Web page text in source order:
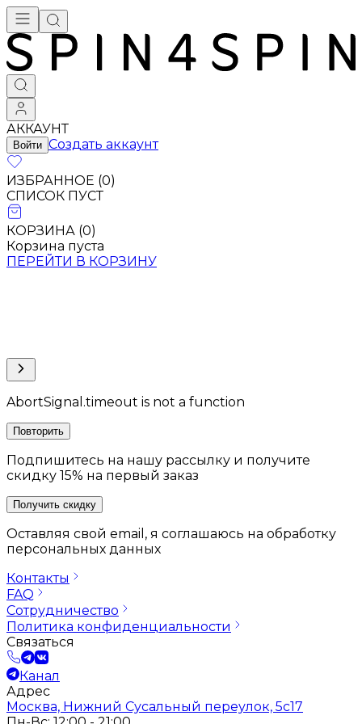
АККАУНТ
Войти Создать аккаунт
ИЗБРАННОЕ (0)
СПИСОК ПУСТ
КОРЗИНА (0)
Корзина пуста
ПЕРЕЙТИ В КОРЗИНУ
AbortSignal.timeout is not a function
Повторить
Подпишитесь на нашу рассылку и получите
скидку 15% на первый заказ
Получить скидку
Оставляя свой email, я соглашаюсь на обработку
персональных данных
Контакты
FAQ
Сотрудничество
Политика конфиденциальности
Связаться
Канал
Адрес
Москва, Нижний Сусальный переулок, 5с17